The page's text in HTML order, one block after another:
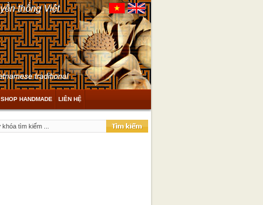
SHOP HANDMADE LIÊN HỆ